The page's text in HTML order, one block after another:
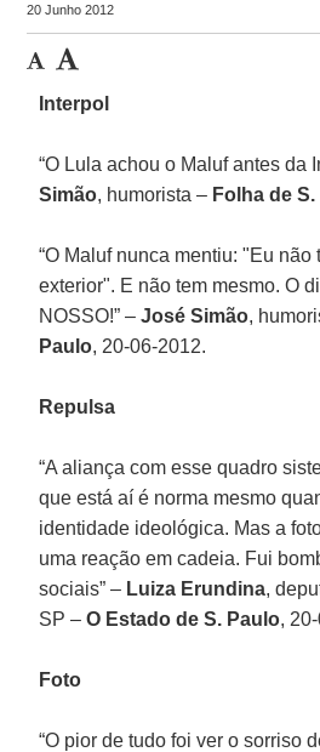
20 Junho 2012
Interpol
“O Lula achou o Maluf antes da
Simão, humorista – Folha de
“O Maluf nunca mentiu: "Eu
exterior". E não tem mesmo. O
NOSSO!” –José Simão,
Paulo, 20-06-2012.
Repulsa
“A aliança com esse quadro
que está aí é norma mesmo
identidade ideológica. Mas a
uma reação em cadeia. Fui
sociais” – Luiza Erundina,
SP –O Estado de S. Paulo,
Foto
“O pior de tudo foi ver o sorriso